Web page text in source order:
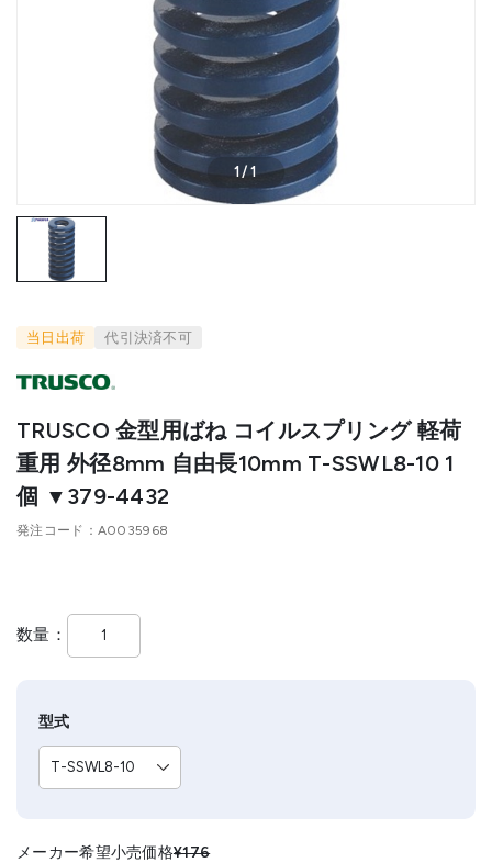
1/ 1
当日出荷 代引決済不可
TRUSCO 金型用ばね コイルスプリング 軽荷
重用 外径8mm 自由長10mm T-SSWL8-10 1
個 ▼379-4432
発注コード A0035968
数量
型式
メーカー希望小売価格¥176